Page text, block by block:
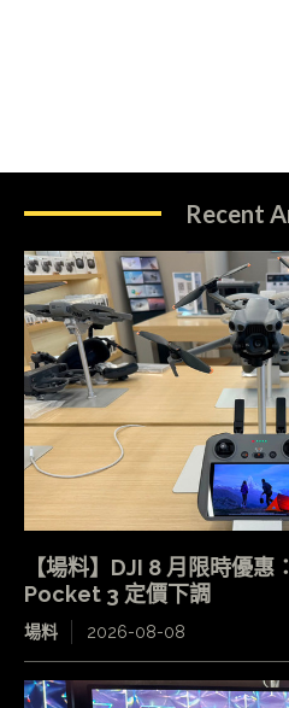
Recent
【場料】DJI 8 月限時優惠
Pocket 3 定價下調
場料 2026-08-08